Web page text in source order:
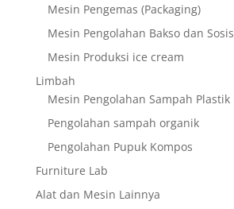
Mesin Pengemas (Packaging)
Mesin Pengolahan Bakso dan Sosis
Mesin Produksi ice cream
Limbah
Mesin Pengolahan Sampah Plastik
Pengolahan sampah organik
Pengolahan Pupuk Kompos
Furniture Lab
Alat dan Mesin Lainnya